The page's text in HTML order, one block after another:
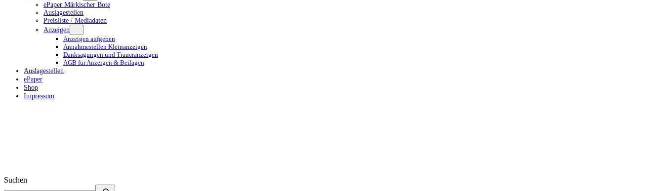
ePaper Märkischer Bote
Auslagestellen
Preisliste / Mediadaten
Anzeigen
Anzeigen aufgeben
Annahmestellen Kleinanzeigen
Danksagungen und Traueranzeigen
AGB für Anzeigen & Beilagen
Auslagestellen
ePaper
Shop
Impressum
Suchen